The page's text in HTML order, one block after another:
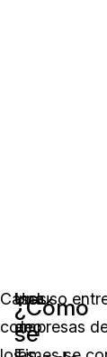
Casos
como
¿Cómo
se
Una
de
Incluso
empresas